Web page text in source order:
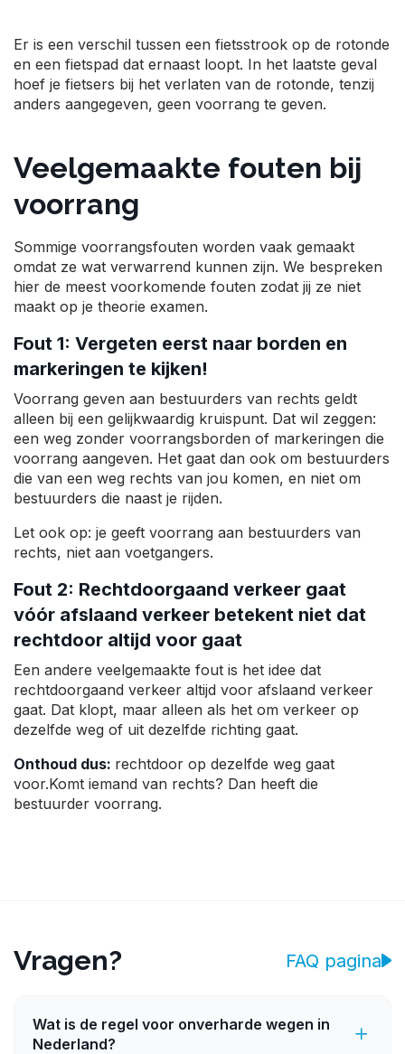
Er is een verschil tussen een fietsstrook op de rotonde
en een fietspad dat ernaast loopt. In het laatste geval
hoef je fietsers bij het verlaten van de rotonde, tenzij
anders aangegeven, geen voorrang te geven.
Veelgemaakte fouten bij
voorrang
Sommige voorrangsfouten worden vaak gemaakt
omdat ze wat verwarrend kunnen zijn. We bespreken
hier de meest voorkomende fouten zodat jij ze niet
maakt op je theorie examen.
Fout 1: Vergeten eerst naar borden en
markeringen te kijken!
Voorrang geven aan bestuurders van rechts geldt
alleen bij een gelijkwaardig kruispunt. Dat wil zeggen:
een weg zonder voorrangsborden of markeringen die
voorrang aangeven. Het gaat dan ook om bestuurders
die van een weg rechts van jou komen, en niet om
bestuurders die naast je rijden.
Let ook op: je geeft voorrang aan bestuurders van
rechts, niet aan voetgangers.
Fout 2: Rechtdoorgaand verkeer gaat
vóór afslaand verkeer betekent niet dat
rechtdoor altijd voor gaat
Een andere veelgemaakte fout is het idee dat
rechtdoorgaand verkeer altijd voor afslaand verkeer
gaat. Dat klopt, maar alleen als het om verkeer op
dezelfde weg of uit dezelfde richting gaat.
Onthoud dus: rechtdoor op dezelfde weg gaat
voor.Komt iemand van rechts? Dan heeft die
bestuurder voorrang.
Vragen? FAQ pagina
Wat is de regel voor onverharde wegen in
Nederland?